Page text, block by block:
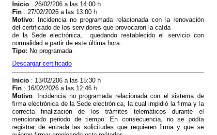
Inicio : 26/02/206 a las 14:00 h
Fin : 27/02/2026 a las 13:00 h
Motivo: Incidencia no programada relacionada con
la renovación
del certificado de los servidores que provocaron la caída
de la Sede electrónica, quedando restablecido el servicio con
normalidad a partir de este última hora.
Tipo: No programada
Descargar certificado
Inicio : 13/02/206 a las 15:30 h
Fin : 16/02/2026 a las 12:46 h
Motivo: Incidencia no programada relacionadacon el sistema de
firma electrónica de la Sede electrónica, la cual impidió la firma y la
correcta finalización de los trámites telemáticos durante el
mencionado periodo de tiempo. En consecuencia, no se podía
registrar de entrada las solicitudes que requieren firma y que se